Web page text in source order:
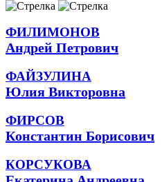
ФИЛИМОНОВ
Андрей Петрович
ФАЙЗУЛИНА
Юлия Викторовна
ФИРСОВ
Константин Борисович
КОРСУКОВА